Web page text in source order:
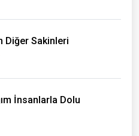
Diğer Sakinleri
İnsanlarla Dolu